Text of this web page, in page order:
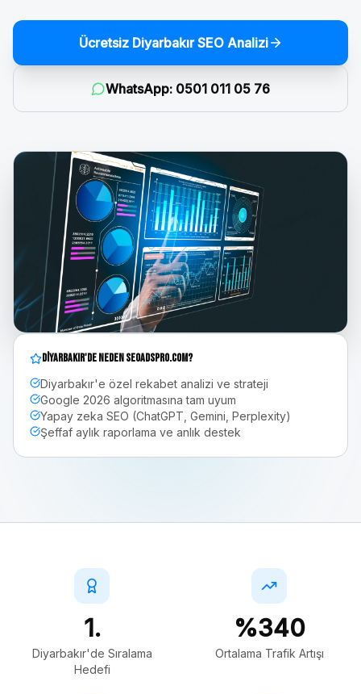
Ücretsiz DiyarbakırSEO Analizi
WhatsApp: 0501 011 05 76
Diyarbakır'de Neden seoadspro.com?
Diyarbakır'e özel rekabet analizi ve strateji
Google 2026 algoritmasına tam uyum
Yapay zeka SEO (ChatGPT, Gemini, Perplexity)
Şeffaf aylık raporlama ve anlık destek
1.
Diyarbakır'de Sıralama
Hedefi
%340
Ortalama Trafik Artışı